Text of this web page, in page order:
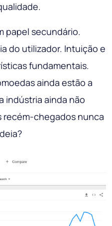
papel secundário.
do utilizador. Intuição e
fundamentais.
ainda estão a
indústria ainda não
recém-chegados nunca